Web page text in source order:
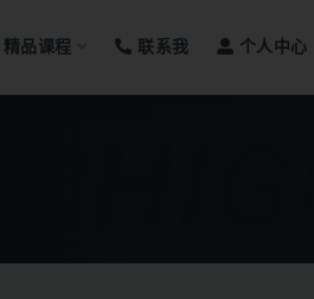
精品课程 联系我 个人中心